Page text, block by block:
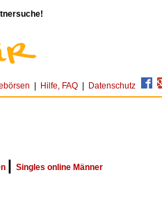
Hilfe, FAQ Datenschutz
| Singles online Männer